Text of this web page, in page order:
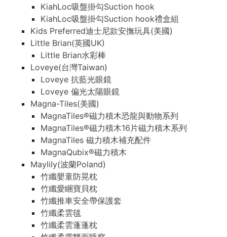
KiahLoc吸盤掛勾Suction hook
KiahLoc吸盤掛勾Suction hook禮盒組
Kids Preferred迪士尼款安撫玩具(美國)
Little Brian(英國UK)
Little Brian水彩棒
Loveye(台灣Taiwan)
Loveye 抗藍光眼鏡
Loveye 偏光太陽眼鏡
Magna-Tiles(美國)
MagnaTiles®磁力積木恐龍與動物系列
MagnaTiles®磁力積木16片磁力積木系列
MagnaTiles 磁力積木補充配件
MagnaQubix®磁力積木
Maylily(波蘭Poland)
竹纖嬰童防晃枕
竹纖愛睏寶貝枕
竹纖推車安全帶保護套
竹纖柔雲毯
竹纖柔雲蓬蓬枕